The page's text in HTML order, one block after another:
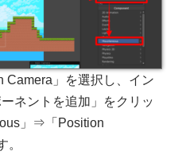
Camera」を選択し、イン
ネントを追加」をクリッ
」⇒「Position
。